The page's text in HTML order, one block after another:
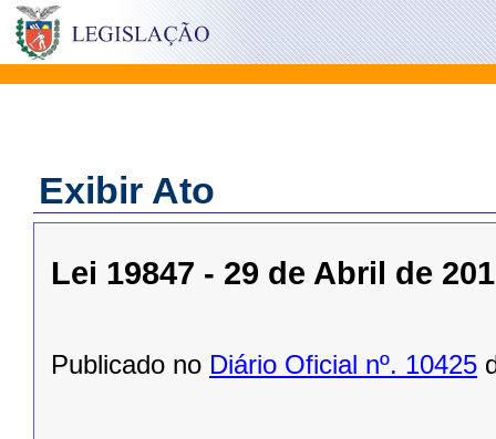
Exibir Ato
Lei 19847 - 29 de Abril de
Publicado no Diário Oficial nº. 10425